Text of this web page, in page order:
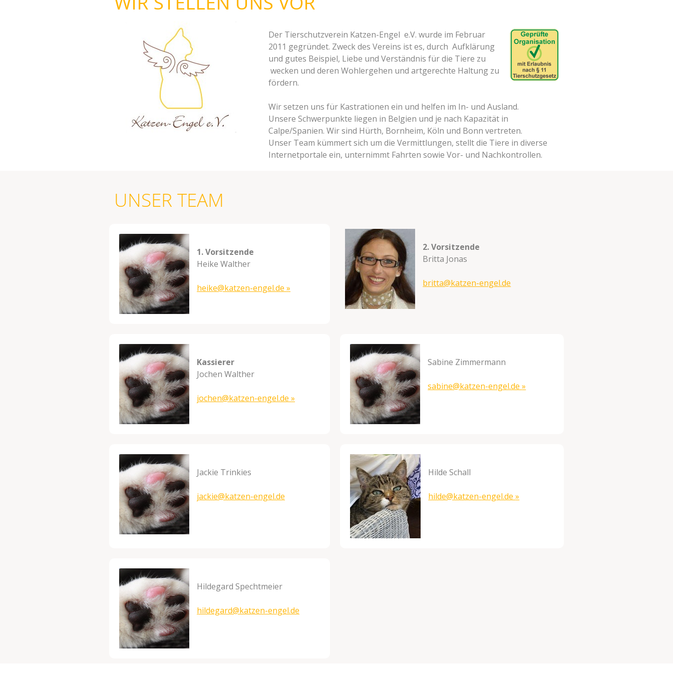
Der Tierschutzverein Katzen-Engel e.V. wurde im Februar
2011 gegründet. Zweck des Vereins ist es, durch Aufklärung
und gutes Beispiel, Liebe und Verständnis für die Tiere zu
wecken und deren Wohlergehen und artgerechte Haltung zu
fördern.
Wir setzen uns für Kastrationen ein und helfen im In- und Ausland.
Unsere Schwerpunkte liegen in Belgien und je nach Kapazität in
Calpe/Spanien. Wir sind Hürth, Bornheim, Köln und Bonn vertreten.
Unser Team kümmert sich um die Vermittlungen, stellt die Tiere in diverse
Internetportale ein, unternimmt Fahrten sowie Vor- und Nachkontrollen.
UNSER TEAM
1. Vorsitzende
Heike Walther
heike@katzen-engel.de»
Kassierer
Jochen Walther
jochen@katzen-engel.de»
Jackie Trinkies
jackie@katzen-engel.de
2. Vorsitzende
Britta Jonas
britta@katzen-engel.de
Sabine Zimmermann
sabine@katzen-engel.de»
Hilde Schall
hilde@katzen-engel.de»
Hildegard Spechtmeier
hildegard@katzen-engel.de